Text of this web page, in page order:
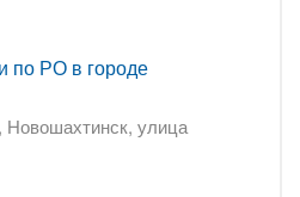
по РО в городе
Новошахтинск, улица